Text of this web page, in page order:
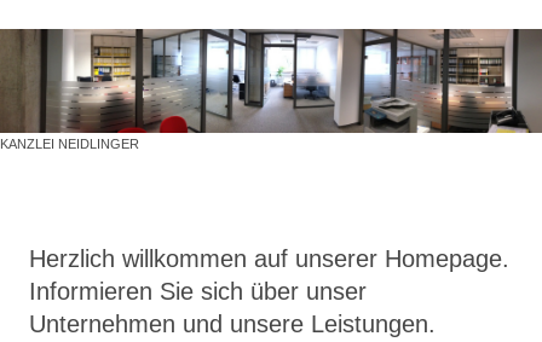
KANZLEI NEIDLINGER
Herzlich willkommen auf unserer Homepage.
Informieren Sie sich über unser
Unternehmen und unsere Leistungen.